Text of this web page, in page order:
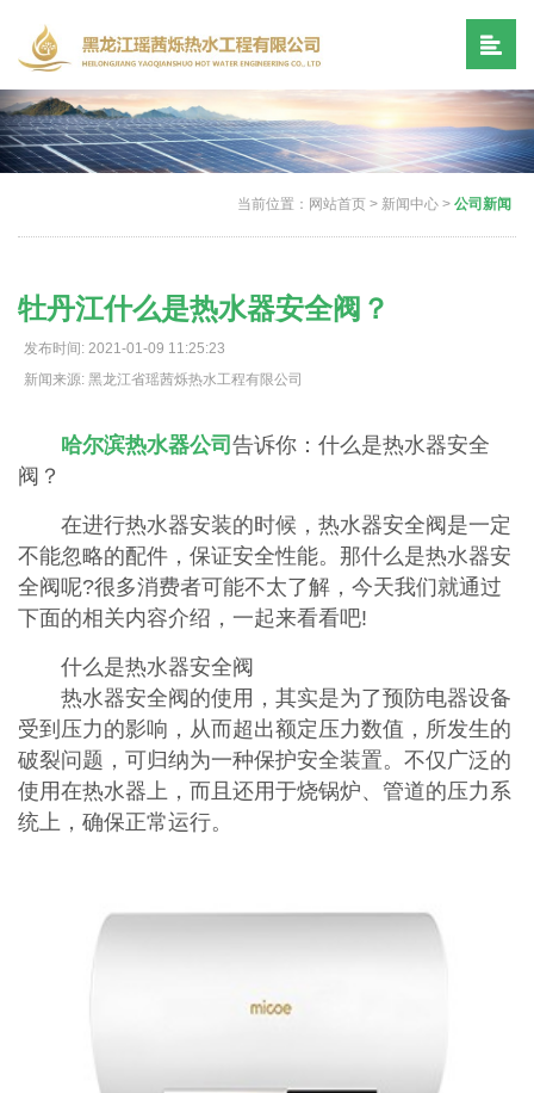
当前位置： 网站首页 > 新闻中心 > 公司新闻
牡丹江什么是热水器安全阀？
发布时间: 2021-01-09 11:25:23
新闻来源: 黑龙江省瑶茜烁热水工程有限公司
哈尔滨热水器公司 告诉你：什么是热水器安全
阀？
在进行热水器安装的时候，热水器安全阀是一定
不能忽略的配件，保证安全性能。那什么是热水器安
全阀呢?很多消费者可能不太了解，今天我们就通过
下面的相关内容介绍，一起来看看吧!
什么是热水器安全阀
热水器安全阀的使用，其实是为了预防电器设备
受到压力的影响，从而超出额定压力数值，所发生的
破裂问题，可归纳为一种保护安全装置。不仅广泛的
使用在热水器上，而且还用于烧锅炉、管道的压力系
统上，确保正常运行。